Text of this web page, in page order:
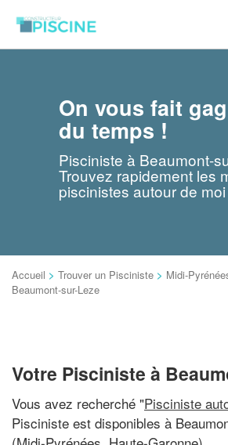
On vous fait
du temps !
Pisciniste à Beaumont-
Trouvez rapidement les
piscinistes autour de moi
Accueil > Trouver un Pisciniste > Midi-
Beaumont-sur-Leze
Votre Pisciniste à
Vous avez recherché "Pisciniste
Pisciniste est disponibles à